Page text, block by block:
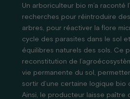
Un arboriculteur bio m’a raconté
recherches pour réintroduire des
arbres, pour réactiver la flore
cycle des parasites dans le sol
équilibres naturels des sols. Ce
reconstitution de
vie permanente du sol,
sortir d’une certaine logique bio
Ainsi, le producteur laisse paître